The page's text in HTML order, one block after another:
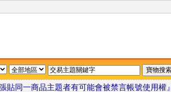
張貼同一商品主題者有可能會被禁言帳號使用權』